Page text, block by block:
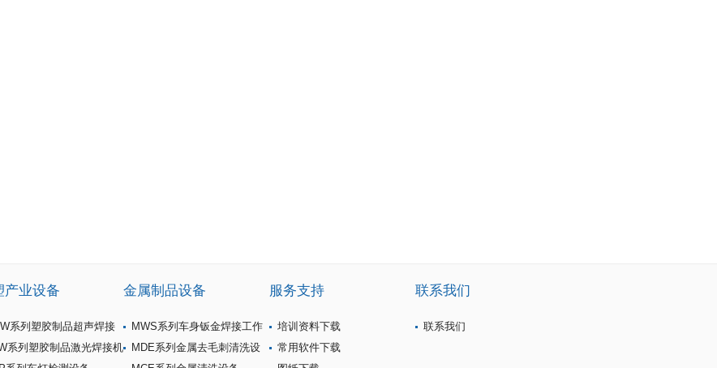
产业设备
系列塑胶制品超声焊接
系列塑胶制品激光焊接机
金属制品设备
MWS系列车身钣金焊接工作
站
MDE系列金属去毛刺清洗设
服务支持
培训资料下载
常用软件下载
联系我们
联系我们